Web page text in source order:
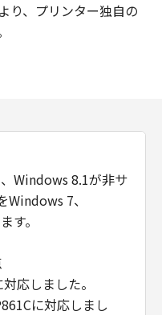
り、プリンター独自の
Windows 8.1が非サ
Windows 7、
す。
応しました。
に対応しまし